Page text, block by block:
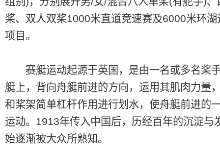
桨、双人双桨1000米直道竞速赛及6000米环湖
项目。
赛艇运动起源于英国，是由一名或多名桨
艇上，背向舟艇前进的方向，运用其肌肉力量
和桨架简单杠杆作用进行划水，使舟艇前进的
运动。1913年传入中国后，历经百年的沉淀与
始逐渐被大众所熟知。